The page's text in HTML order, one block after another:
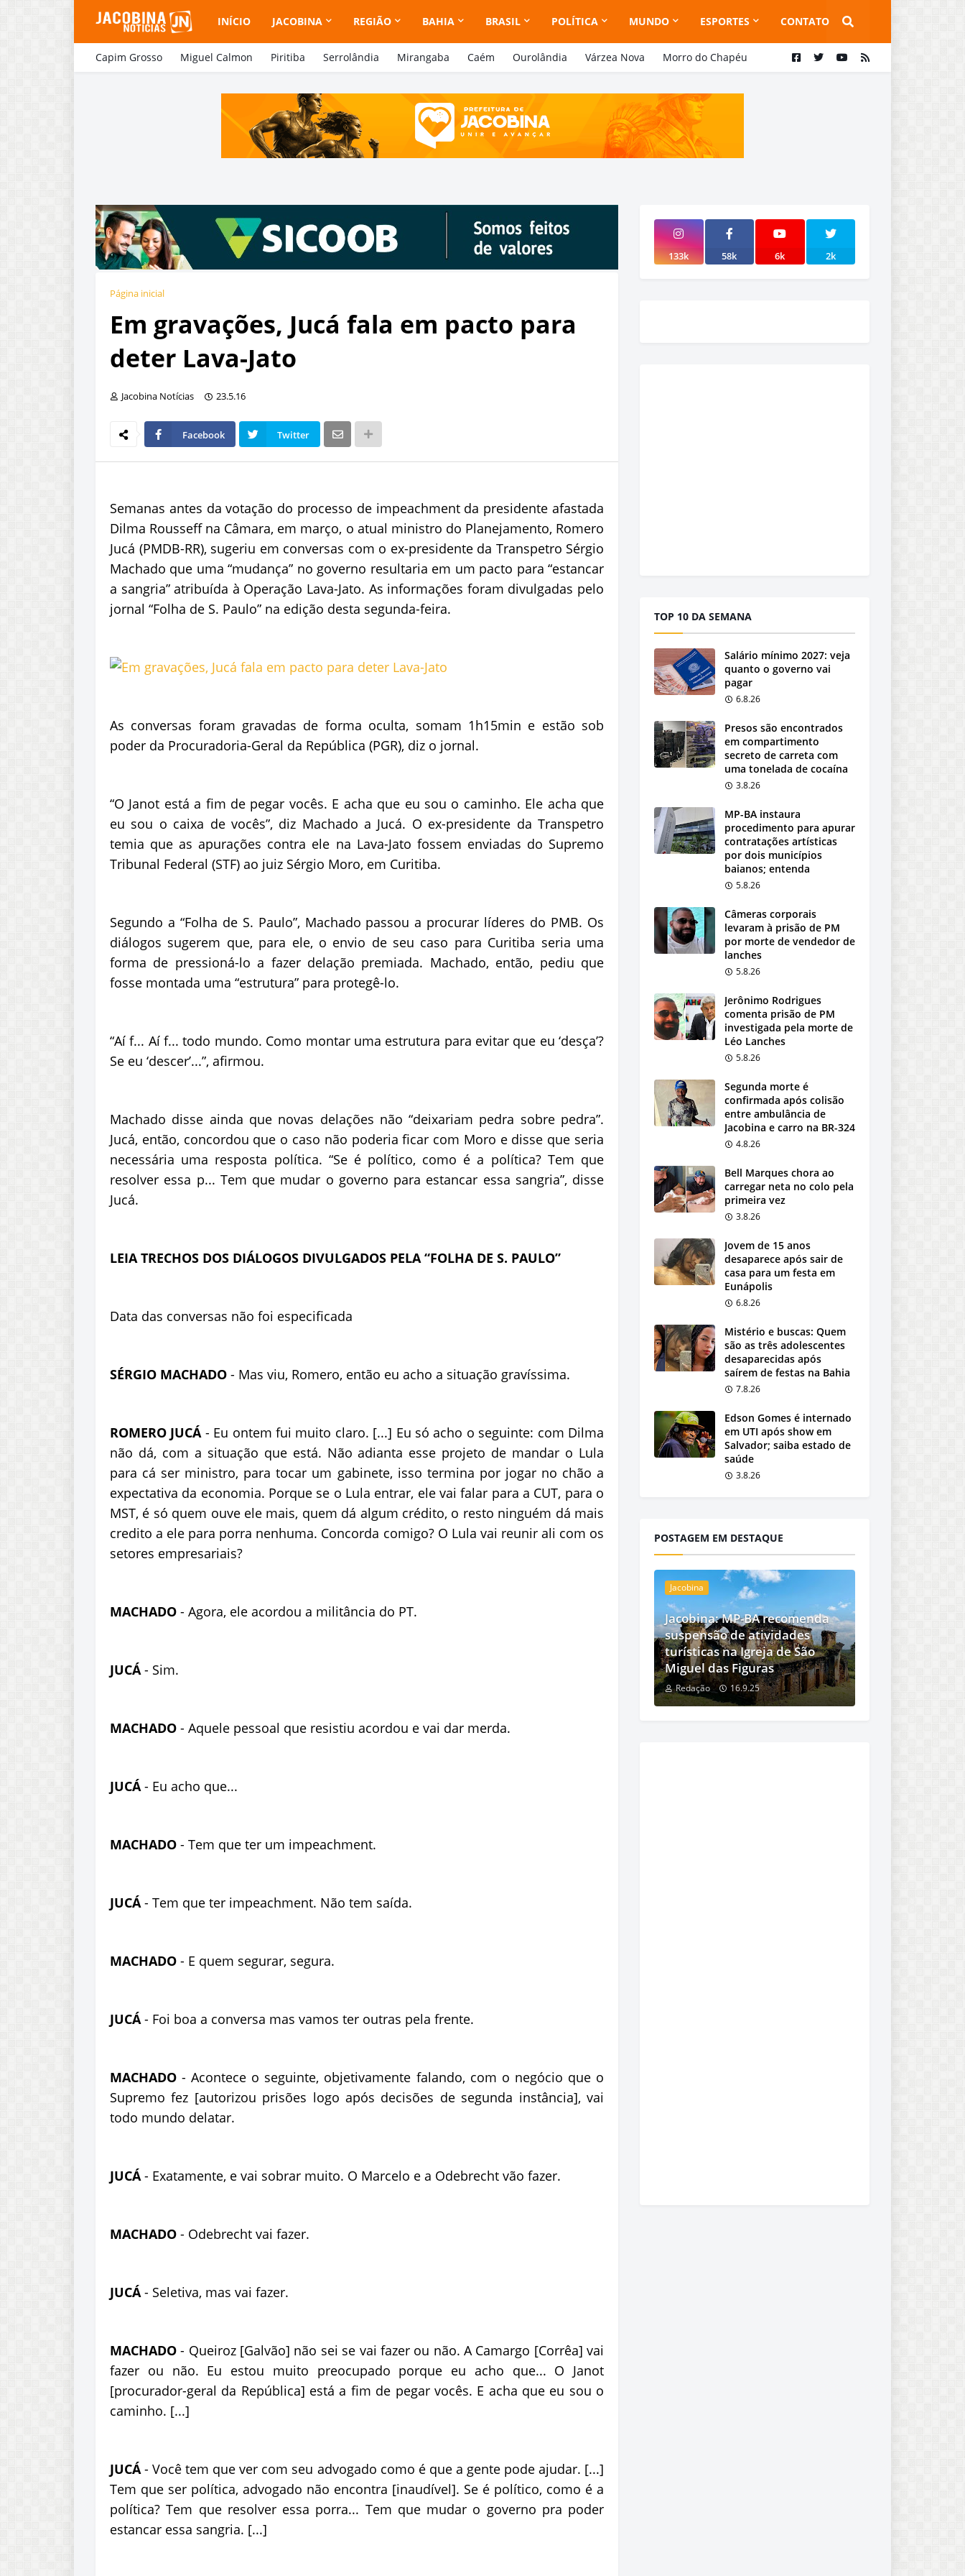
INÍCIO JACOBINA REGIÃO BAHIA BRASIL POLÍTICA MUNDO ESPORTES CONTATO
Capim Grosso Miguel Calmon Piritiba Serrolândia Mirangaba Caém Ourolândia Várzea Nova Morro do Chapéu
Página inicial
Em gravações, Jucá fala em pacto para
deter Lava-Jato
Jacobina Notícias 23.5.16
Facebook Twitter
Semanas antes da votação do processo de impeachment da presidente afastada
Dilma Rousseff na Câmara, em março, o atual ministro do Planejamento, Romero
Jucá (PMDB-RR), sugeriu em conversas com o ex-presidente da Transpetro Sérgio
Machado que uma “mudança” no governo resultaria em um pacto para “estancar
a sangria” atribuída à Operação Lava-Jato. As informações foram divulgadas pelo
jornal “Folha de S. Paulo” na edição desta segunda-feira.
As conversas foram gravadas de forma oculta, somam 1h15min e estão sob
poder da Procuradoria-Geral da República (PGR), diz o jornal.
“O Janot está a fim de pegar vocês. E acha que eu sou o caminho. Ele acha que
eu sou o caixa de vocês”, diz Machado a Jucá. O ex-presidente da Transpetro
temia que as apurações contra ele na Lava-Jato fossem enviadas do Supremo
Tribunal Federal (STF) ao juiz Sérgio Moro, em Curitiba.
Segundo a “Folha de S. Paulo”, Machado passou a procurar líderes do PMB. Os
diálogos sugerem que, para ele, o envio de seu caso para Curitiba seria uma
forma de pressioná-lo a fazer delação premiada. Machado, então, pediu que
fosse montada uma “estrutura” para protegê-lo.
“Aí f... Aí f... todo mundo. Como montar uma estrutura para evitar que eu ‘desça’?
Se eu ‘descer’...”, afirmou.
Machado disse ainda que novas delações não “deixariam pedra sobre pedra”.
Jucá, então, concordou que o caso não poderia ficar com Moro e disse que seria
necessária uma resposta política. “Se é político, como é a política? Tem que
resolver essa p... Tem que mudar o governo para estancar essa sangria”, disse
Jucá.
LEIA TRECHOS DOS DIÁLOGOS DIVULGADOS PELA “FOLHA DE S. PAULO”
Data das conversas não foi especificada
SÉRGIO MACHADO - Mas viu, Romero, então eu acho a situação gravíssima.
ROMERO JUCÁ- Eu ontem fui muito claro. [...] Eu só acho o seguinte: com Dilma
não dá, com a situação que está. Não adianta esse projeto de mandar o Lula
para cá ser ministro, para tocar um gabinete, isso termina por jogar no chão a
expectativa da economia. Porque se o Lula entrar, ele vai falar para a CUT, para o
MST, é só quem ouve ele mais, quem dá algum crédito, o resto ninguém dá mais
credito a ele para porra nenhuma. Concorda comigo? O Lula vai reunir ali com os
setores empresariais?
MACHADO - Agora, ele acordou a militância do PT.
JUCÁ- Sim.
MACHADO - Aquele pessoal que resistiu acordou e vai dar merda.
JUCÁ- Eu acho que...
MACHADO - Tem que ter um impeachment.
JUCÁ- Tem que ter impeachment. Não tem saída.
MACHADO - E quem segurar, segura.
JUCÁ- Foi boa a conversa mas vamos ter outras pela frente.
MACHADO - Acontece o seguinte, objetivamente falando, com o negócio que o
Supremo fez [autorizou prisões logo após decisões de segunda instância], vai
todo mundo delatar.
JUCÁ- Exatamente, e vai sobrar muito. O Marcelo e a Odebrecht vão fazer.
MACHADO - Odebrecht vai fazer.
JUCÁ- Seletiva, mas vai fazer.
MACHADO - Queiroz [Galvão] não sei se vai fazer ou não. A Camargo [Corrêa] vai
fazer ou não. Eu estou muito preocupado porque eu acho que... O Janot
[procurador-geral da República] está a fim de pegar vocês. E acha que eu sou o
caminho. [...]
JUCÁ- Você tem que ver com seu advogado como é que a gente pode ajudar. [...]
Tem que ser política, advogado não encontra [inaudível]. Se é político, como é a
política? Tem que resolver essa porra... Tem que mudar o governo pra poder
estancar essa sangria. [...]
133k 58k 6k 2k
TOP 10 DA SEMANA
Salário mínimo 2027: veja
quanto o governo vai
pagar
6.8.26
Presos são encontrados
em compartimento
secreto de carreta com
uma tonelada de cocaína
3.8.26
MP-BA instaura
procedimento para apurar
contratações artísticas
por dois municípios
baianos; entenda
5.8.26
Câmeras corporais
levaram à prisão de PM
por morte de vendedor de
lanches
5.8.26
Jerônimo Rodrigues
comenta prisão de PM
investigada pela morte de
Léo Lanches
5.8.26
Segunda morte é
confirmada após colisão
entre ambulância de
Jacobina e carro na BR-324
4.8.26
Bell Marques chora ao
carregar neta no colo pela
primeira vez
3.8.26
Jovem de 15 anos
desaparece após sair de
casa para um festa em
Eunápolis
6.8.26
Mistério e buscas: Quem
são as três adolescentes
desaparecidas após
saírem de festas na Bahia
7.8.26
Edson Gomes é internado
em UTI após show em
Salvador; saiba estado de
saúde
3.8.26
POSTAGEM EM DESTAQUE
Jacobina
Jacobina: MP-BA recomenda
suspensão de atividades
turísticas na Igreja de São
Miguel das Figuras
Redação 16.9.25